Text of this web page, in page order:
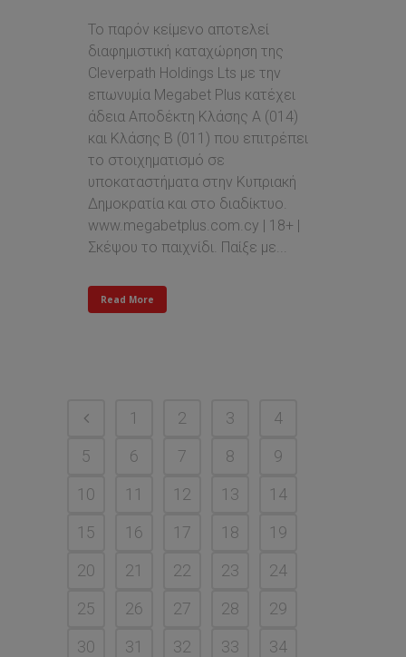
Το παρόν κείμενο αποτελεί
διαφημιστική καταχώρηση της
Cleverpath Holdings Lts με την
επωνυμία Megabet Plus κατέχει
άδεια Αποδέκτη Κλάσης Α (014)
και Κλάσης Β (011) που επιτρέπει
τo στοιχηματισμό σε
υποκαταστήματα στην Κυπριακή
Δημοκρατία και στο διαδίκτυο.
www.megabetplus.com.cy | 18+ |
Σκέψου το παιχνίδι. Παίξε με...
Read More
1 2 3
4
5
6 7 8
9
10
11 12 13
14
15
16 17 18
19
20
21 22 23
24
25
26 27 28
29
30
31 32 33
34